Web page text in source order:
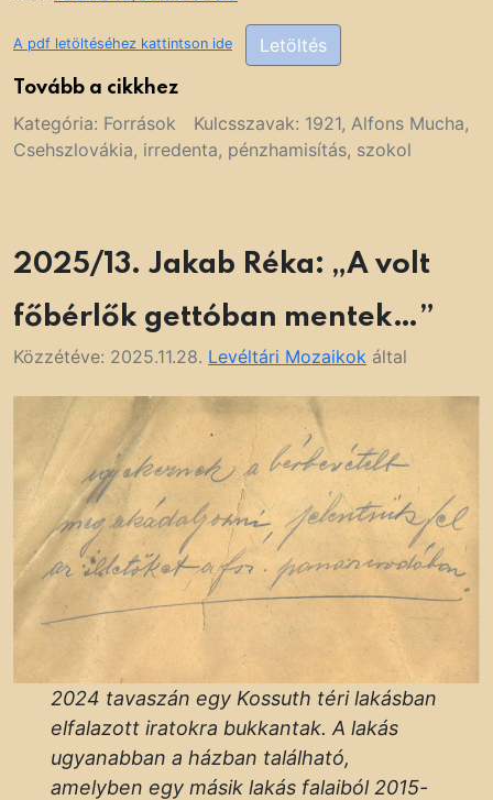
A pdf letöltéséhez kattintson ide Letöltés
Tovább a cikkhez
Kategória: Források Kulcsszavak: 1921, Alfons Mucha,
Csehszlovákia, irredenta, pénzhamisítás, szokol
2025/13. Jakab Réka: „A volt
főbérlők gettóban mentek…”
Közzétéve: 2025.11.28. Levéltári Mozaikok által
2024 tavaszán egy Kossuth téri lakásban
elfalazott iratokra bukkantak. A lakás
ugyanabban a házban található,
amelyben egy másik lakás falaiból 2015-